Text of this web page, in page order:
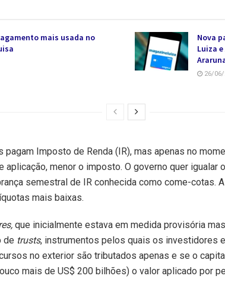
mais usada no
Nova
Luiza
26/06/
Imposto de Renda (IR), mas apenas no
aplicação, menor o imposto. O governo quer
semestral de IR conhecida como come-cotas.
mais baixas.
que inicialmente estava em medida provisória
de trusts, instrumentos pelos quais os investidores
no exterior são tributados apenas e se o
mais de US$ 200 bilhões) o valor aplicado por